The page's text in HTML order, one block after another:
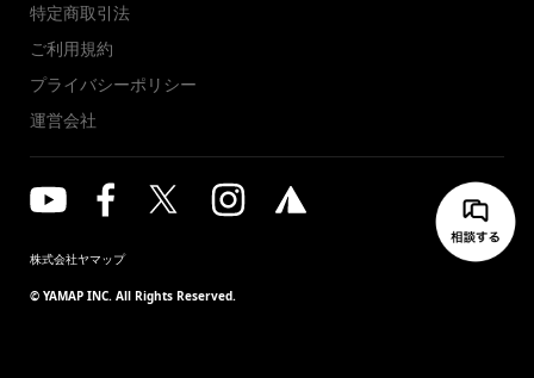
特定商取引法
ご利用規約
プライバシーポリシー
運営会社
株式会社ヤマップ
© YAMAP INC. All Rights Reserved.